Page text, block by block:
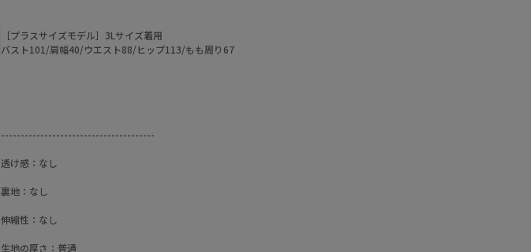
［プラスサイズモデル］3Lサイズ着用
バスト101/肩幅40/ウエスト88/ヒップ113/もも周り67
---------------------------------------
透け感：なし
裏地：なし
伸縮性：なし
生地の厚さ：普通